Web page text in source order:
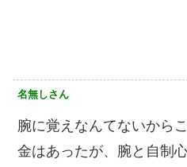
名無しさん
腕に覚えなんてないから
金はあったが、腕と自制